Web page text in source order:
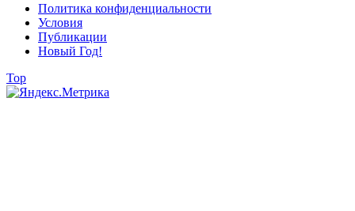
Политика конфиденциальности
Условия
Публикации
Новый Год!
Top